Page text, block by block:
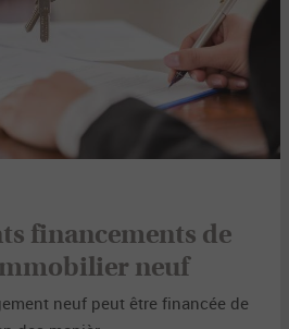
financements de
immobilier neuf
neuf peut être financée de